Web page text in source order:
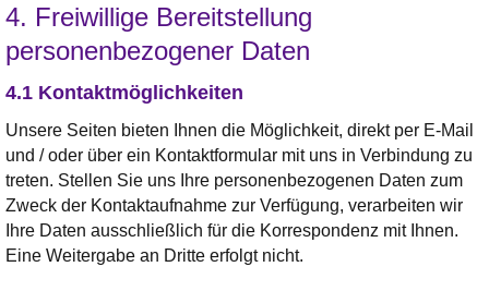
4. Freiwillige Bereitstellung
personenbezogener Daten
4.1 Kontaktmöglichkeiten
Unsere Seiten bieten Ihnen die Möglichkeit, direkt per E-Mail
und / oder über ein Kontaktformular mit uns in Verbindung zu
treten. Stellen Sie uns Ihre personenbezogenen Daten zum
Zweck der Kontaktaufnahme zur Verfügung, verarbeiten wir
Ihre Daten ausschließlich für die Korrespondenz mit Ihnen.
Eine Weitergabe an Dritte erfolgt nicht.